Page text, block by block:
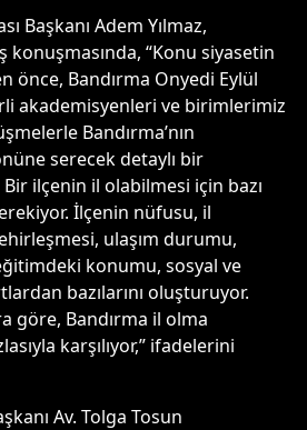
Başkanı Adem Yılmaz,
konuşmasında, “Konu siyasetin
önce, Bandırma Onyedi Eylül
akademisyenleri ve birimlerimiz
Bandırma’nın
serecek detaylı bir
Bir ilçenin il olabilmesi için bazı
İlçenin nüfusu, il
ulaşım durumu,
konumu, sosyal ve
bazılarını oluşturuyor.
göre, Bandırma il olma
karşılıyor,” ifadelerini
Av. Tolga Tosun